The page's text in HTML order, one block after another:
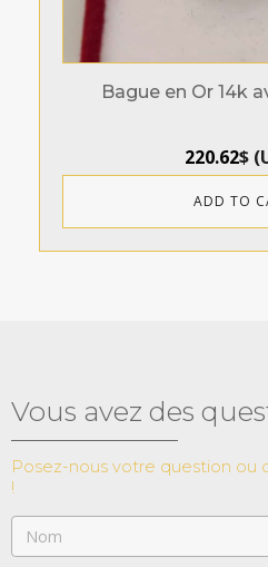
Bague en Or 14k
220.62$(
ADD TO
Vous avez des
Posez-nous votre question ou
!